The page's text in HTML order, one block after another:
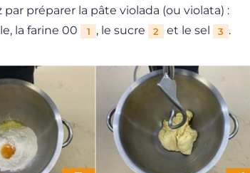
préparer la pâte violada (ou violata) :
la farine 00
1 , le sucre 2 et le sel 3 .